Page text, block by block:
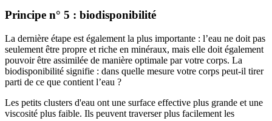
Principe n° 5 : biodisponibilité
La dernière étape est également la plus importante : l’eau ne doit pas
seulement être propre et riche en minéraux, mais elle doit également
pouvoir être assimilée de manière optimale par votre corps. La
biodisponibilité signifie : dans quelle mesure votre corps peut-il tirer
parti de ce que contient l’eau ?
Les petits clusters d'eau ont une surface effective plus grande et une
viscosité plus faible. Ils peuvent traverser plus facilement les